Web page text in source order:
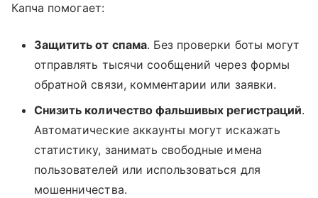
Капча помогает:
Защитить от спама. Без проверки боты могут
отправлять тысячи сообщений через формы
обратной связи, комментарии или заявки.
Снизить количество фальшивых регистраций.
Автоматические аккаунты могут искажать
статистику, занимать свободные имена
пользователей или использоваться для
мошенничества.